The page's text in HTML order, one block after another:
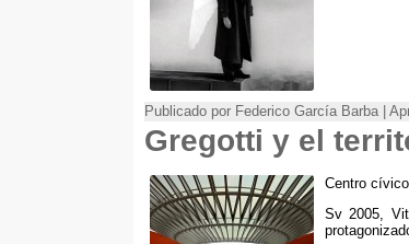
Publicado por Federico García Barba |
Gregotti y el
Centro
Sv 2005,